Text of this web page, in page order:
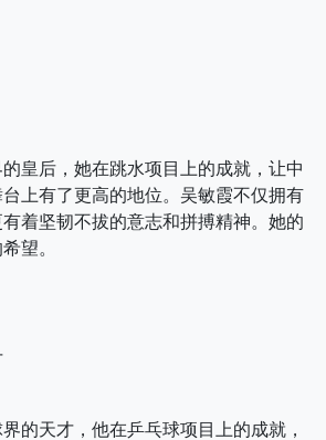
皇后，她在跳水项目上的成就，让中
上有了更高的地位。吴敏霞不仅拥有
着坚韧不拔的意志和拼搏精神。她的
望。
的天才，他在乒乓球项目上的成就，